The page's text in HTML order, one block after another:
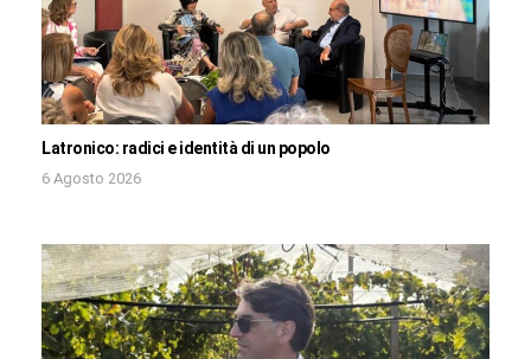
Latronico: radici e identità di un popolo
6 Agosto 2026